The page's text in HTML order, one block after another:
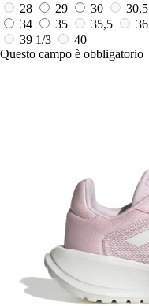
28
29 30 30,5
34
35 35,5 36
39 1/3
40
Questo campo è obbligatorio